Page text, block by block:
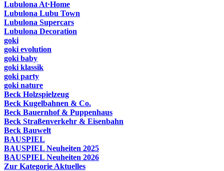
Lubulona At·Home
Lubulona Lubu Town
Lubulona Supercars
Lubulona Decoration
goki
goki evolution
goki baby
goki klassik
goki party
goki nature
Beck Holzspielzeug
Beck Kugelbahnen & Co.
Beck Bauernhof & Puppenhaus
Beck Straßenverkehr & Eisenbahn
Beck Bauwelt
BAUSPIEL
BAUSPIEL Neuheiten 2025
BAUSPIEL Neuheiten 2026
Zur Kategorie Aktuelles